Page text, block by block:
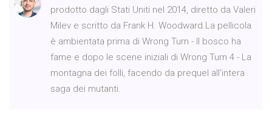
prodotto dagli Stati Uniti nel 2014, diretto da Valeri
Milev e scritto da Frank H. Woodward.La pellicola
è ambientata prima di Wrong Turn - Il bosco ha
fame e dopo le scene iniziali di Wrong Turn 4 - La
montagna dei folli, facendo da prequel all'intera
saga dei mutanti.